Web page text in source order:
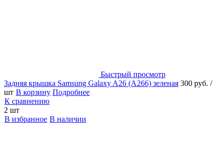
Быстрый просмотр
Задняя крышка Samsung Galaxy A26 (A266) зеленая 300 руб. /
шт В корзину Подробнее
К сравнению
2 шт
В избранное В наличии